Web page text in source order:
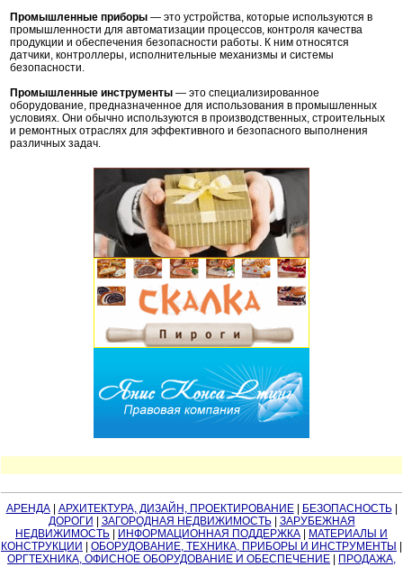
Промышленные приборы — это устройства, которые используются в
промышленности для автоматизации процессов, контроля качества
продукции и обеспечения безопасности работы. К ним относятся
датчики, контроллеры, исполнительные механизмы и системы
безопасности.
Промышленные инструменты — это специализированное
оборудование, предназначенное для использования в промышленных
условиях. Они обычно используются в производственных, строительных
и ремонтных отраслях для эффективного и безопасного выполнения
различных задач.
АРЕНДА| АРХИТЕКТУРА, ДИЗАЙН, ПРОЕКТИРОВАНИЕ| БЕЗОПАСНОСТЬ|
ДОРОГИ
ЗАГОРОДНАЯ НЕДВИЖИМОСТЬ| ЗАРУБЕЖНАЯ
НЕДВИЖИМОСТЬ
ИНФОРМАЦИОННАЯ ПОДДЕРЖКА
МАТЕРИАЛЫ И
КОНСТРУКЦИИ
ОБОРУДОВАНИЕ, ТЕХНИКА, ПРИБОРЫ И ИНСТРУМЕНТЫ
ОРГТЕХНИКА, ОФИСНОЕ ОБОРУДОВАНИЕ И ОБЕСПЕЧЕНИЕ
ПРОДАЖА,